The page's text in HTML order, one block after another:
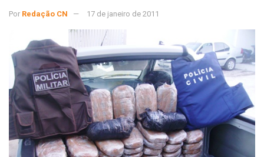
Por Redação CN 17 de janeiro de 2011